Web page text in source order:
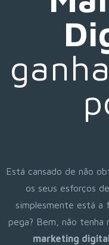
Está cansado de não
os seus esforços de
simplesmente está a
pega? Bem, não tenha
marketing digital